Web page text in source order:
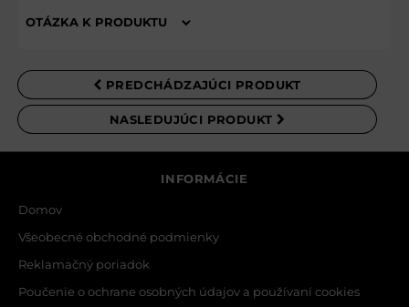
Zatiaľ nie sú žiadne komentáre! Buďte prvý!
OTÁZKA K PRODUKTU
MENO
VAŠA OTÁZKA K PRODUKTU
PREDCHÁDZAJÚCI PRODUKT
NASLEDUJÚCI PRODUKT
INFORMÁCIE
Domov
Všeobecné obchodné podmienky
Reklamačný poriadok
Poučenie o ochrane osobných údajov a používaní cookies